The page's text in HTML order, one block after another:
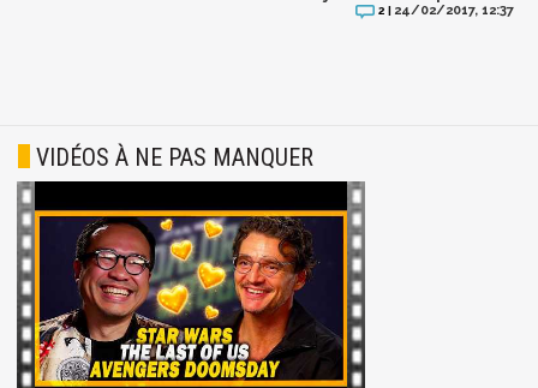
2 | 24/02/2017, 12:37
VIDÉOS À NE PAS MANQUER